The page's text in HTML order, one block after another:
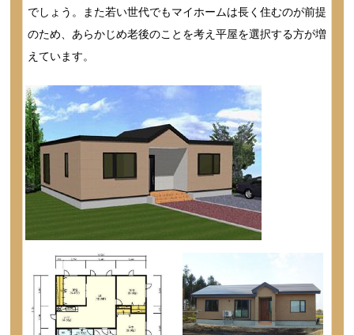
でしょう。また若い世代でもマイホームは長く住むのが前提
のため、あらかじめ老後のことを考え平屋を選択する方が増
えています。